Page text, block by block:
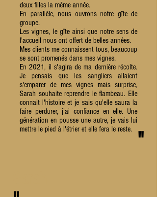
deux filles la même année.
En parallèle, nous ouvrons notre gîte de
groupe.
Les vignes, le gîte ainsi que notre sens de
l'accueil nous ont offert de belles années.
Mes clients me connaissent tous, beaucoup
se sont promenés dans mes vignes.
En 2021, il s'agira de ma dernière récolte.
Je pensais que les sangliers allaient
s'emparer de mes vignes mais surprise,
Sarah souhaite reprendre le flambeau. Elle
connait l'histoire et je sais qu'elle saura la
faire perdurer, j'ai confiance en elle. Une
génération en pousse une autre, je vais lui
mettre le pied à l'étrier et elle fera le reste.
"